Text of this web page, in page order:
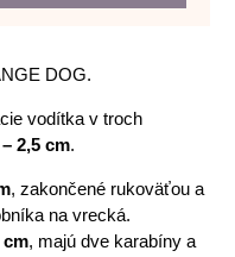
DOG.
vodítka v troch
2,5 cm.
, zakončené rukoväťou a
na vrecká.
cm, majú dve karabíny a